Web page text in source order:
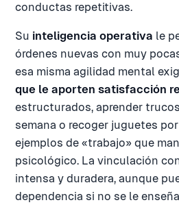
conductas repetitivas.
Su inteligencia operativa le
órdenes nuevas con muy
esa misma agilidad mental
que le aporten satisfacción
estructurados, aprender
semana o recoger juguetes
ejemplos de «trabajo» que
psicológico. La vinculación
intensa y duradera, aunque
dependencia si no se le